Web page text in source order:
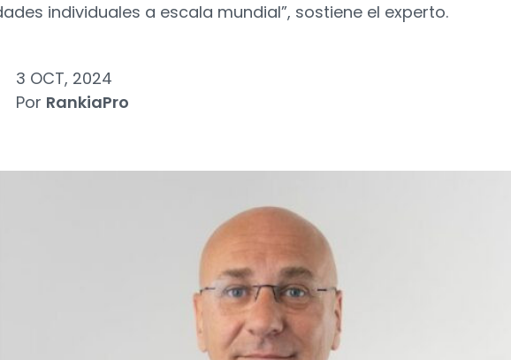
individuales a escala mundial”, sostiene el experto.
3 OCT, 2024
Por RankiaPro